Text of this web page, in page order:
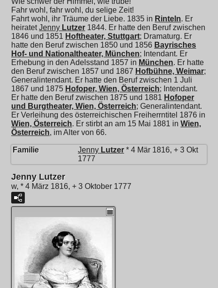
Fahr wohl, fahr wohl, du selige Zeit!
Fahrt wohl, ihr Träume der Liebe. 1835 in Rinteln. Er
heiratetJenny Lutzer 1844. Er hatte den Beruf zwischen
1846 und 1851 Hoftheater, Stuttgart; Dramaturg. Er
hatte den Beruf zwischen 1850 und 1856 Bayrisches
Hof- und Nationaltheater, München; Intendant. Er
Erhebung in den Adelsstand 1857 in München. Er hatte
den Beruf zwischen 1857 und 1867 Hofbühne, Weimar;
Generalintendant. Er hatte den Beruf zwischen 1 Juli
1867 und 1875 Hofoper, Wien, Österreich; Intendant.
Er hatte den Beruf zwischen 1875 und 1881 Hofoper
und Burgtheater, Wien, Österreich; Generalintendant.
Er Verleihung des österreichischen Freiherrntitel 1876 in
Wien, Österreich. Er stirbt an am 15 Mai 1881 in Wien,
Österreich, im Alter von 66.
Familie Jenny Lutzer * 4 Mär 1816, + 3 Okt
1777
Jenny Lutzer
w, * 4 März 1816, + 3 Oktober 1777